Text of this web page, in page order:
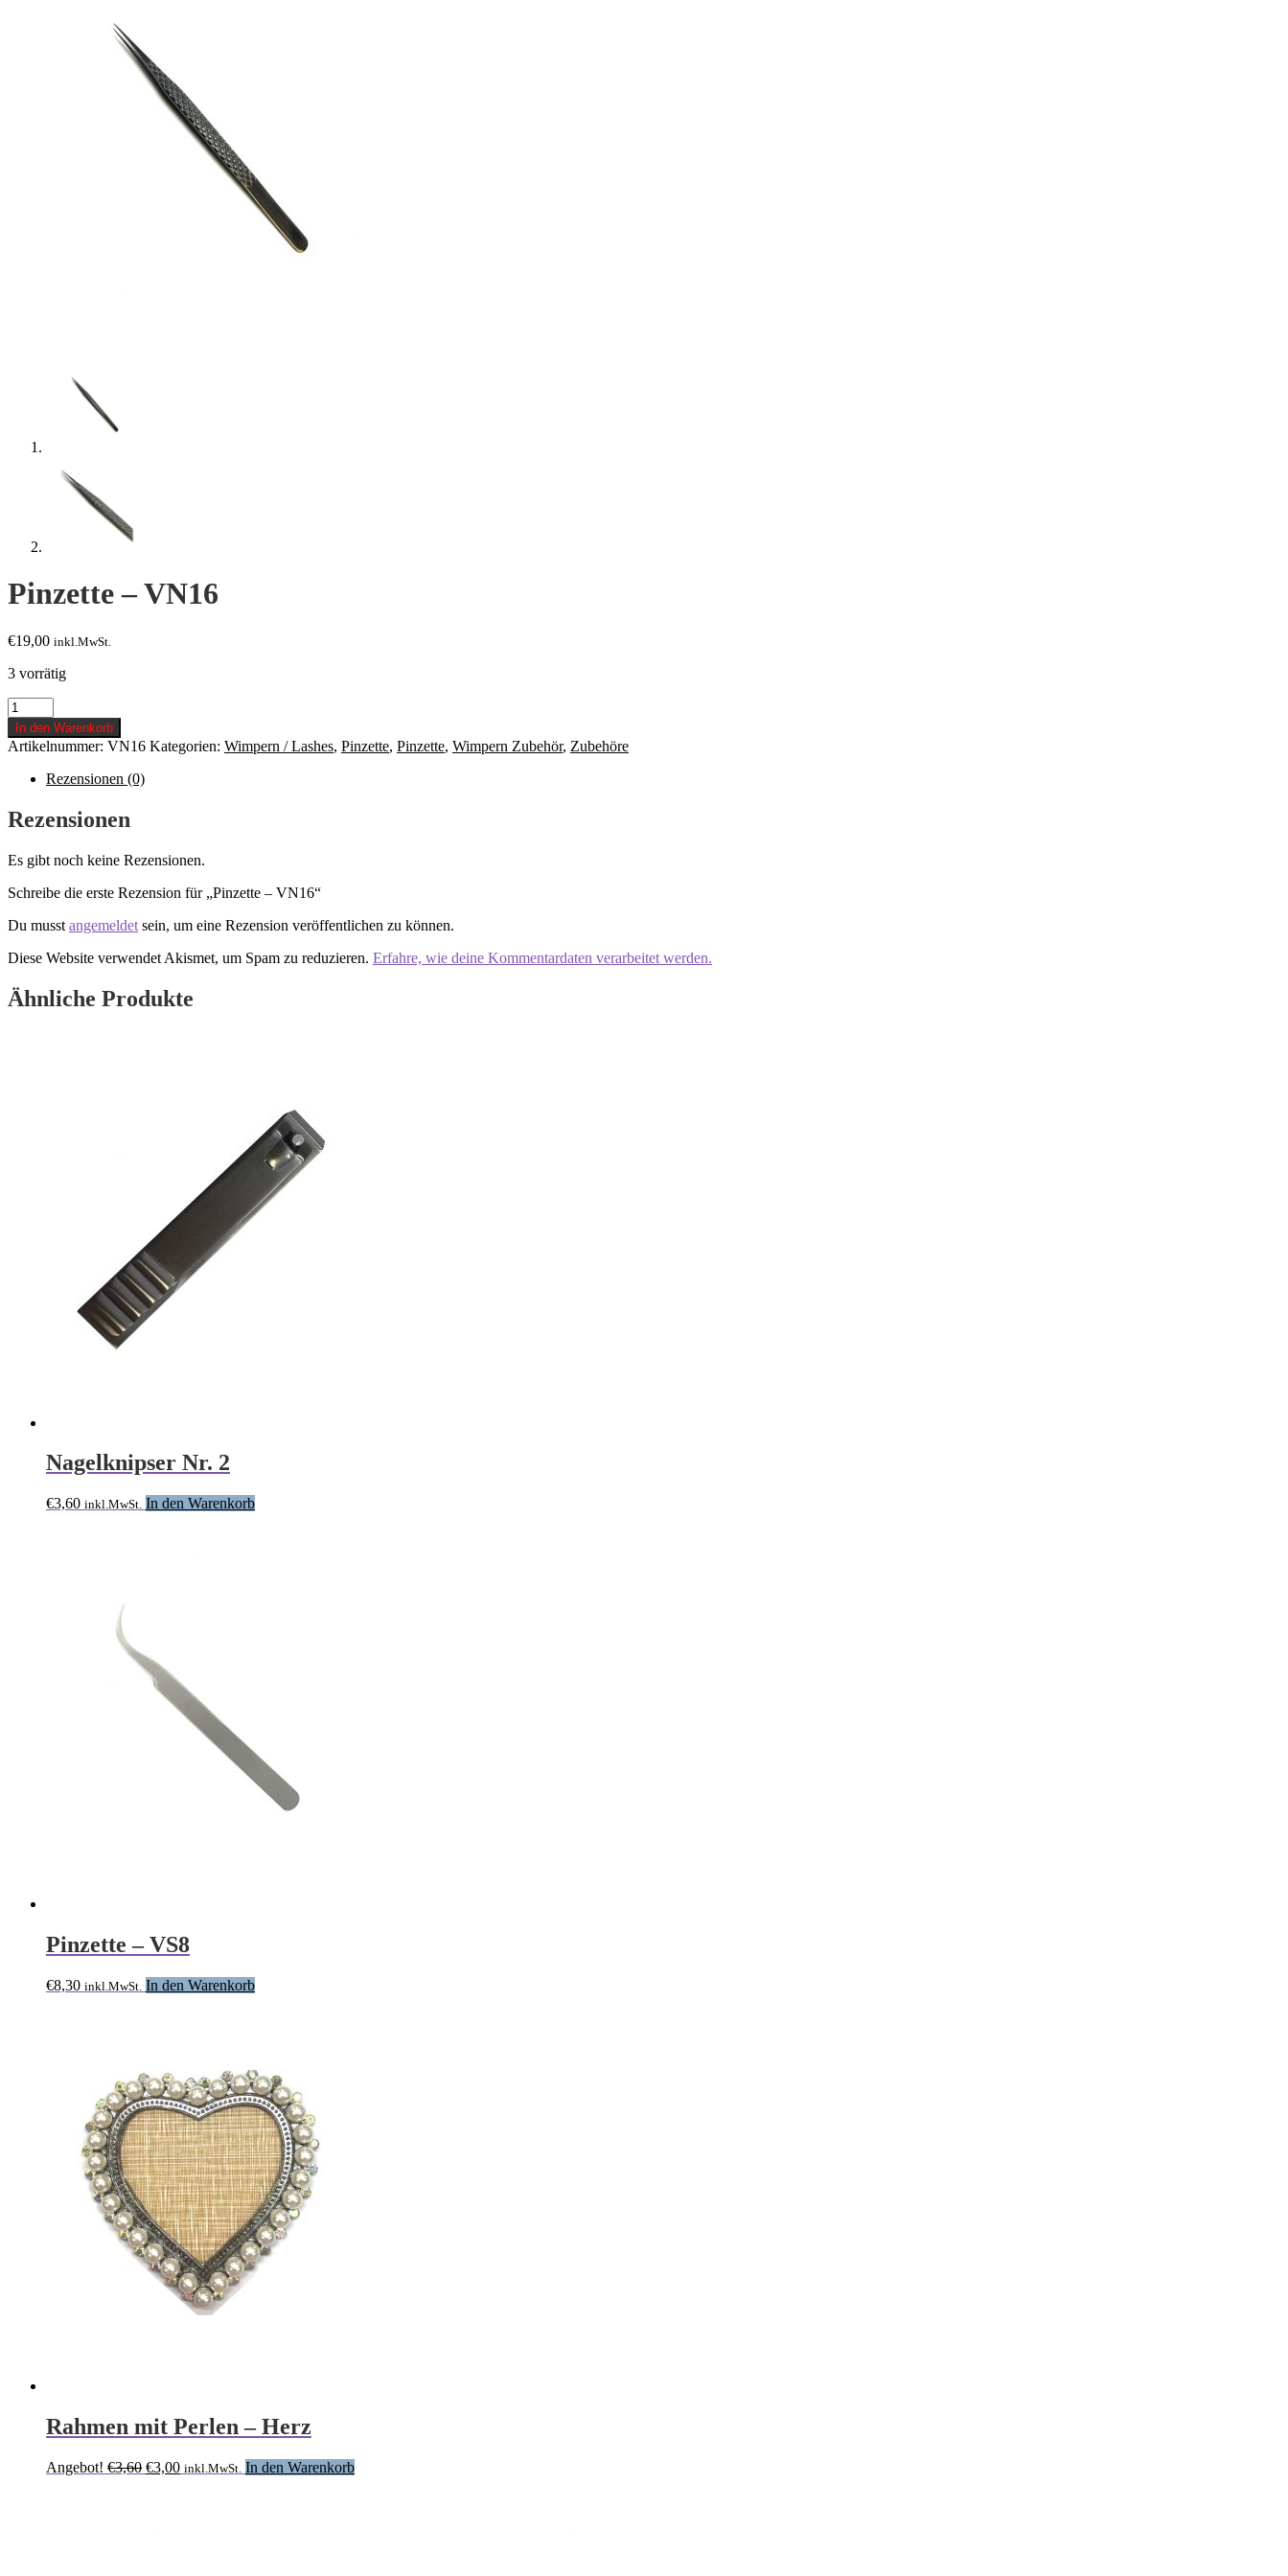
Pinzette – VN16
€19,00 inkl.MwSt.
3 vorrätig
Pinzette
-
VN16
Menge
In den Warenkorb
Artikelnummer: VN16 Kategorien: Wimpern / Lashes, Pinzette, Pinzette, Wimpern Zubehör, Zubehöre
Rezensionen (0)
Rezensionen
Es gibt noch keine Rezensionen.
Schreibe die erste Rezension für „Pinzette – VN16“
Du musst angemeldet sein, um eine Rezension veröffentlichen zu können.
Diese Website verwendet Akismet, um Spam zu reduzieren. Erfahre, wie deine Kommentardaten verarbeitet werden.
Ähnliche Produkte
Nagelknipser Nr. 2
€3,60 inkl.MwSt. In den Warenkorb
Pinzette – VS8
€8,30 inkl.MwSt. In den Warenkorb
Rahmen mit Perlen – Herz
Angebot! €3,60 Ursprünglicher
€3,00Aktueller
inkl.MwSt. In den Warenkorb